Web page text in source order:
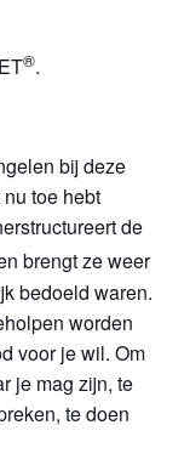
®.
bij deze
toe hebt
de
brengt ze weer
bedoeld waren.
worden
voor je wil. Om
je mag zijn, te
te doen